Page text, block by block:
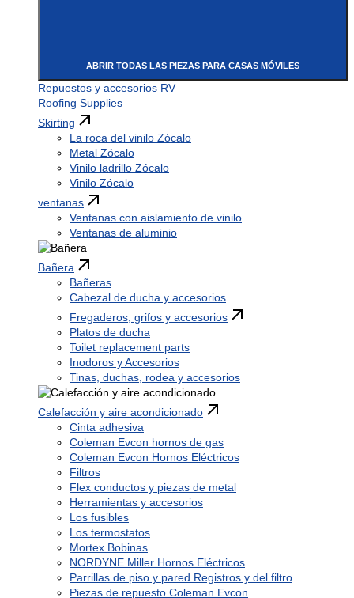
ABRIR TODAS LAS PIEZAS PARA CASAS MÓVILES
Repuestos y accesorios RV
Roofing Supplies
Skirting
La roca del vinilo Zócalo
Metal Zócalo
Vinilo ladrillo Zócalo
Vinilo Zócalo
ventanas
Ventanas con aislamiento de vinilo
Ventanas de aluminio
Bañera
Bañeras
Cabezal de ducha y accesorios
Fregaderos, grifos y accesorios
Platos de ducha
Toilet replacement parts
Inodoros y Accesorios
Tinas, duchas, rodea y accesorios
Calefacción y aire acondicionado
Cinta adhesiva
Coleman Evcon hornos de gas
Coleman Evcon Hornos Eléctricos
Filtros
Flex conductos y piezas de metal
Herramientas y accesorios
Los fusibles
Los termostatos
Mortex Bobinas
NORDYNE Miller Hornos Eléctricos
Parrillas de piso y pared Registros y del filtro
Piezas de repuesto Coleman Evcon